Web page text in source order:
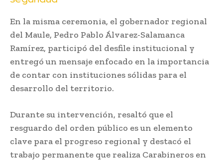
En la misma ceremonia, el gobernador regional
del Maule, Pedro Pablo Álvarez-Salamanca
Ramírez, participó del desfile institucional y
entregó un mensaje enfocado en la importancia
de contar con instituciones sólidas para el
desarrollo del territorio.
Durante su intervención, resaltó que el
resguardo del orden público es un elemento
clave para el progreso regional y destacó el
trabajo permanente que realiza Carabineros en